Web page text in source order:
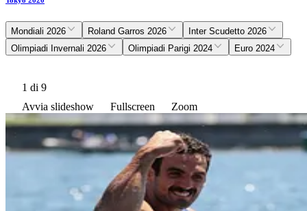
Mondiali 2026 Roland Garros 2026
Inter Scudetto 2026
Olimpiadi Invernali 2026
Olimpiadi Parigi 2024 Euro 2024
1 di 9
Avvia slideshow
Fullscreen Zoom